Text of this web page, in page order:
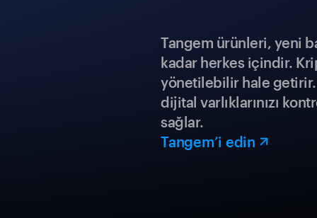
Tangem ürünleri, yeni
kadar herkes içindir.
yönetilebilir hale
dijital varlıklarınızı
sağlar.
Tangem’i edin